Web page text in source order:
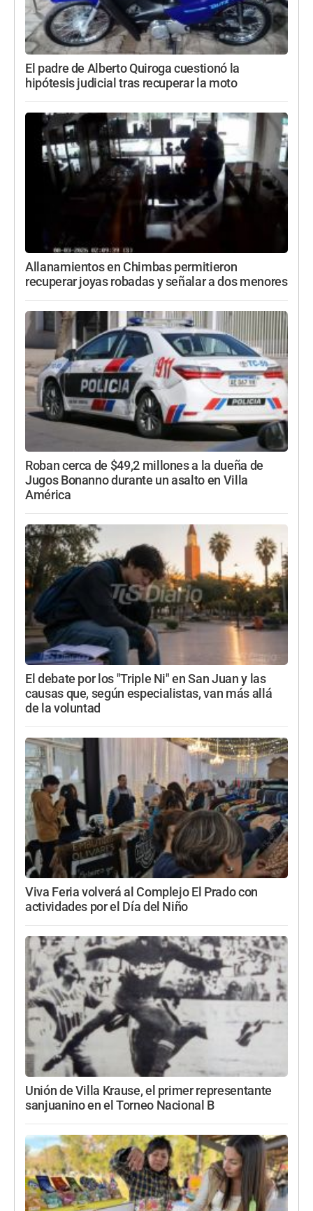
El padre de Alberto Quiroga cuestionó la
hipótesis judicial tras recuperar la moto
Allanamientos en Chimbas permitieron
recuperar joyas robadas y señalar a dos menores
Roban cerca de $49,2 millones a la dueña de
Jugos Bonanno durante un asalto en Villa
América
El debate por los "Triple Ni" en San Juan y las
causas que, según especialistas, van más allá
de la voluntad
Viva Feria volverá al Complejo El Prado con
actividades por el Día del Niño
Unión de Villa Krause, el primer representante
sanjuanino en el Torneo Nacional B